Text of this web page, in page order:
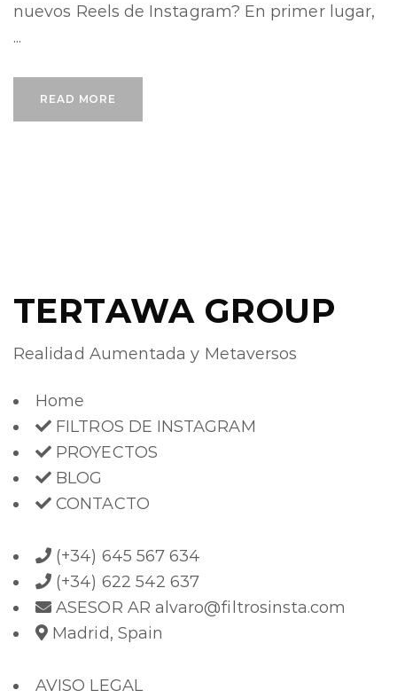
nuevos Reels de Instagram? En primer lugar,
...
READ MORE
TERTAWA GROUP
Realidad Aumentada y Metaversos
Home
FILTROS DE INSTAGRAM
PROYECTOS
BLOG
CONTACTO
(+34) 645 567 634
(+34) 622 542 637
ASESOR AR alvaro@filtrosinsta.com
Madrid, Spain
AVISO LEGAL